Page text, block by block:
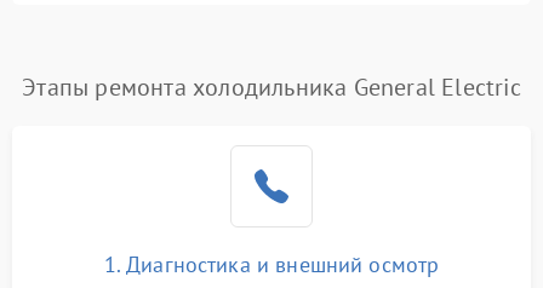
Поломка системы No Frost 2600 ₽ Подробнее →
Этапы ремонта холодильника General Electric
1. Диагностика и внешний осмотр